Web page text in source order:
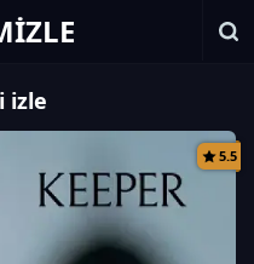
izle
5.5